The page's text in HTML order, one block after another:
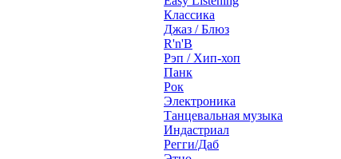
Классика
Джаз / Блюз
R'n'B
Рэп / Хип-хоп
Панк
Рок
Электроника
Танцевальная музыка
Индастриал
Регги/Даб